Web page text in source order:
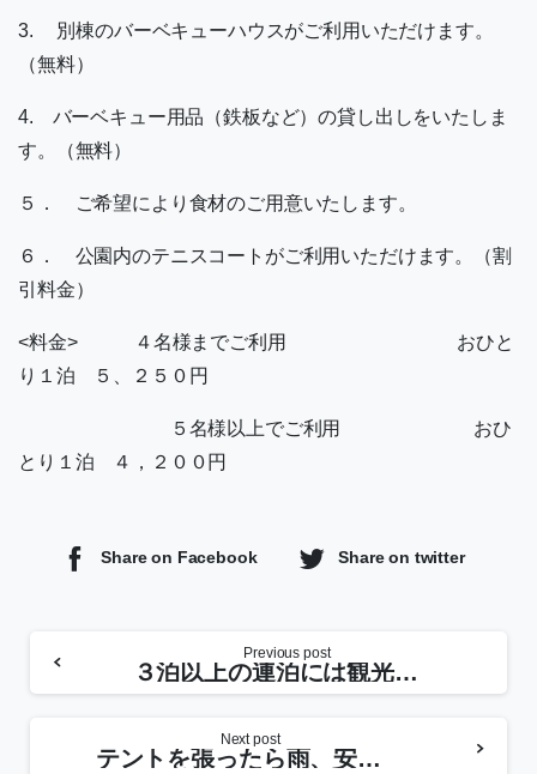
3. 別棟のバーベキューハウスがご利用いただけます。
（無料）
4. バーベキュー用品（鉄板など）の貸し出しをいたしま
す。（無料）
５． ご希望により食材のご用意いたします。
６． 公園内のテニスコートがご利用いただけます。（割
引料金）
<料金> ４名様までご利用 おひと
り１泊 ５、２５０円
５名様以上でご利用 おひ
とり１泊 ４，２００円
Share on Facebook Share on twitter
Previous post
３泊以上の連泊には観光スポットご案内プレゼント
Next post
テントを張ったら雨、安心の 「雨宿り」特別プラン